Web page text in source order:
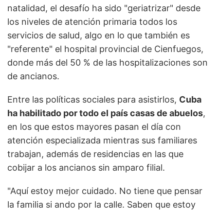
natalidad, el desafío ha sido "geriatrizar" desde
los niveles de atención primaria todos los
servicios de salud, algo en lo que también es
"referente" el hospital provincial de Cienfuegos,
donde más del 50 % de las hospitalizaciones son
de ancianos.
Entre las políticas sociales para asistirlos, Cuba
ha habilitado por todo el país casas de abuelos,
en los que estos mayores pasan el día con
atención especializada mientras sus familiares
trabajan, además de residencias en las que
cobijar a los ancianos sin amparo filial.
"Aquí estoy mejor cuidado. No tiene que pensar
la familia si ando por la calle. Saben que estoy